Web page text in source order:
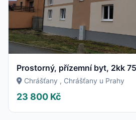
Chrášťany , Chrášťany u Prahy
23 800 Kč